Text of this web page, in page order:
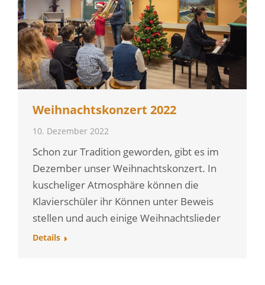
Weihnachtskonzert 2022
10. Dezember 2022
Schon zur Tradition geworden, gibt es im
Dezember unser Weihnachtskonzert. In
kuscheliger Atmosphäre können die
Klavierschüler ihr Können unter Beweis
stellen und auch einige Weihnachtslieder
Details